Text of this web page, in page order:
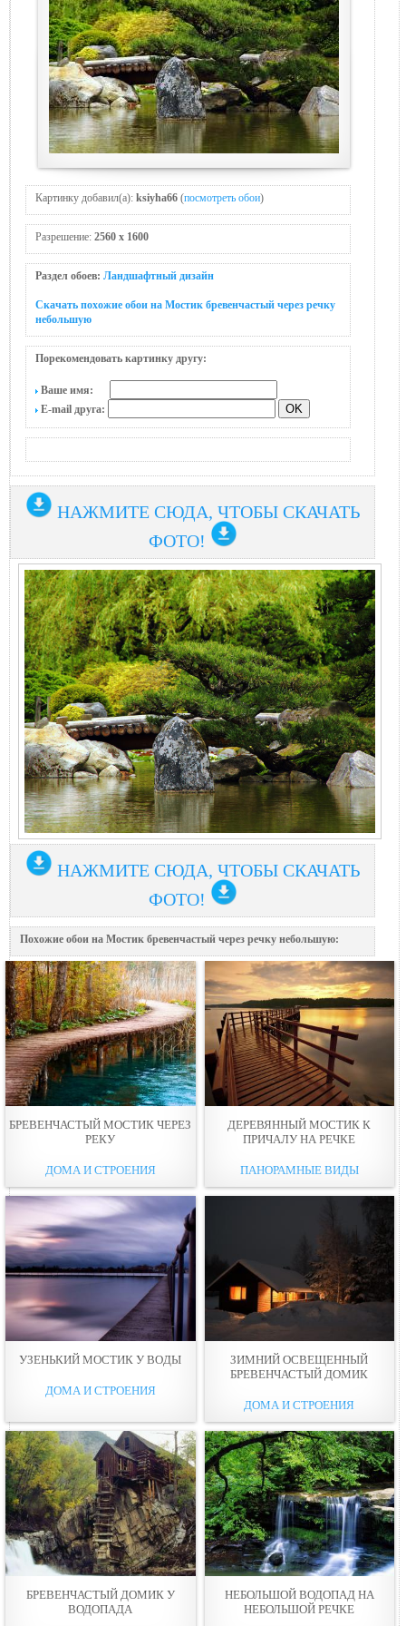
Картинку добавил(а): ksiyha66 (посмотреть обои)
Разрешение: 2560 x 1600
Раздел обоев: Ландшафтный дизайн
Скачать похожие обои на Мoстик бревенчастый через речку
небольшую
Порекомендовать картинку другу:
Ваше имя:
E-mail друга:
НАЖМИТЕ СЮДА, ЧТОБЫ СКАЧАТЬ
ФОТО!
НАЖМИТЕ СЮДА, ЧТОБЫ СКАЧАТЬ
ФОТО!
Похожие обои на Мoстик бревенчастый через речку небольшую:
БРЕВЕНЧАСТЫЙ МОСТИК ЧЕРЕЗ
РЕКУ
ДОМА И СТРОЕНИЯ
ДЕРЕВЯННЫЙ МOСТИК К
ПРИЧАЛУ НА РEЧКE
ПАНОРАМНЫЕ ВИДЫ
УЗЕНЬКИЙ МOСТИК У ВOДЫ
ДОМА И СТРОЕНИЯ
ЗИМНИЙ ОСВЕЩЕННЫЙ
БРЕВЕНЧАСТЫЙ ДОМИК
ДОМА И СТРОЕНИЯ
БРЕВЕНЧАСТЫЙ ДОМИК У
ВОДOПАДА
НЕБОЛЬШОЙ ВОДОПАД НА
НЕБОЛЬШОЙ РЕЧКЕ